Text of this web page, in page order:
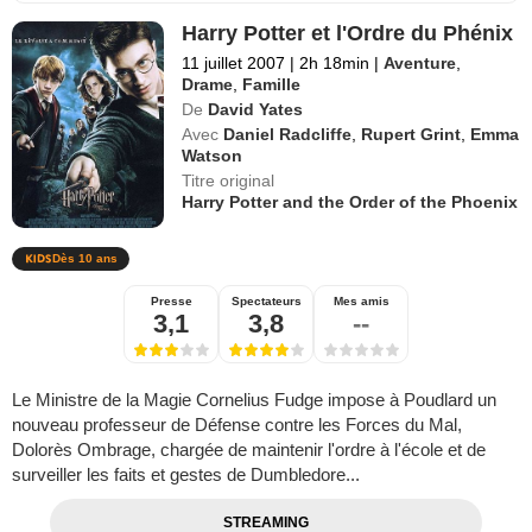
Harry Potter et l'Ordre du Phénix
11 juillet 2007 | 2h 18min | Aventure
Drame Famille
De David Yates
Avec Daniel Radcliffe Rupert Grint Emma
Watson
Titre original
Harry Potter and the Order of the Phoenix
Dès 10 ans
Presse
3,1
Spectateurs
3,8
Mes amis
--
Le Ministre de la Magie Cornelius Fudge impose à Poudlard un
nouveau professeur de Défense contre les Forces du Mal,
Dolorès Ombrage, chargée de maintenir l'ordre à l'école et de
surveiller les faits et gestes de Dumbledore...
STREAMING